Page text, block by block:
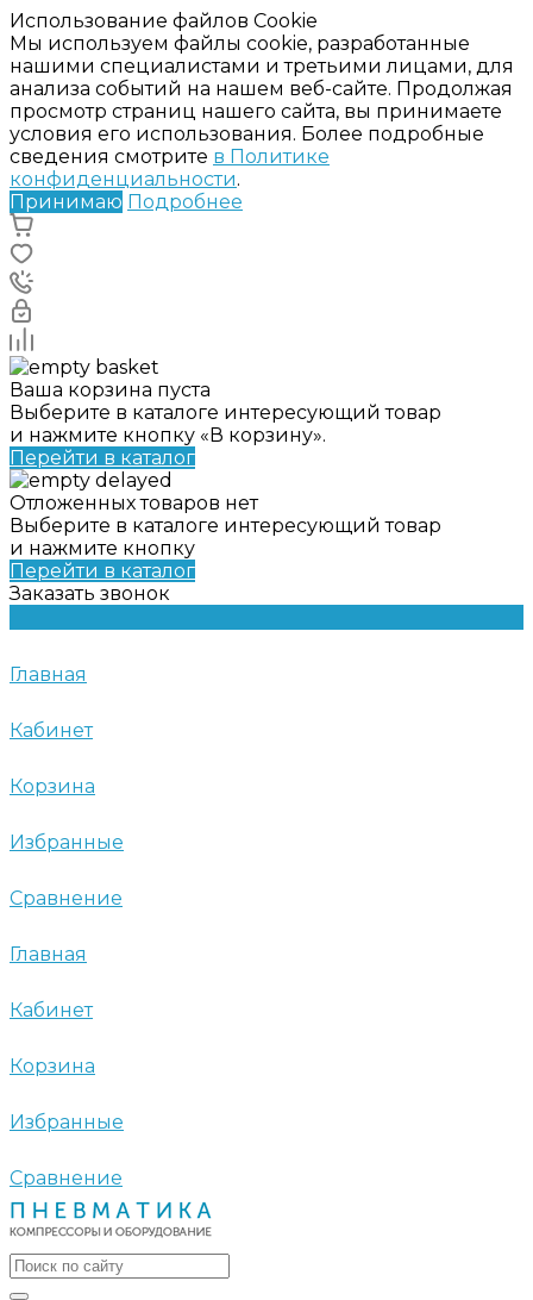
Использование файлов Cookie
Мы используем файлы cookie, разработанные
нашими специалистами и третьими лицами, для
анализа событий на нашем веб-сайте. Продолжая
просмотр страниц нашего сайта, вы принимаете
условия его использования. Более подробные
сведения смотрите в Политике
конфиденциальности.
Принимаю Подробнее
Ваша корзина пуста
Выберите в каталоге интересующий товар
и нажмите кнопку «В корзину».
Перейти в каталог
Отложенных товаров нет
Выберите в каталоге интересующий товар
и нажмите кнопку
Перейти в каталог
Заказать звонок
Главная
Кабинет
Корзина
Избранные
Сравнение
Главная
Кабинет
Корзина
Избранные
Сравнение